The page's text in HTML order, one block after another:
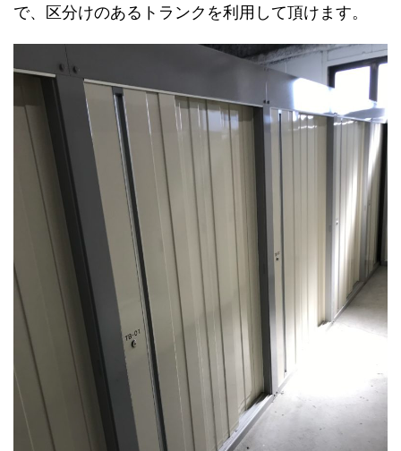
で、区分けのあるトランクを利用して頂けます。